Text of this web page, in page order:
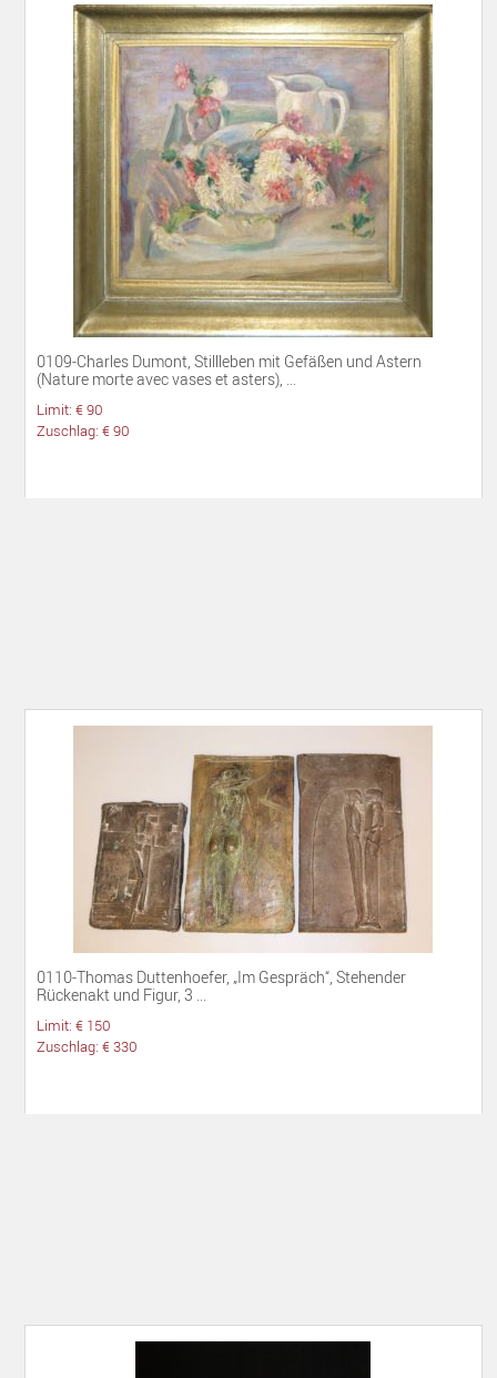
0109-Charles Dumont, Stillleben mit Gefäßen und Astern
(Nature morte avec vases et asters), ...
Limit: € 90
Zuschlag: € 90
0110-Thomas Duttenhoefer, „Im Gespräch“, Stehender
Rückenakt und Figur, 3 ...
Limit: € 150
Zuschlag: € 330